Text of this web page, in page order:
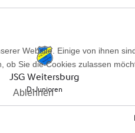
Website. Einige von ihnen
ob Sie die Cookies zulassen
Ablehnen